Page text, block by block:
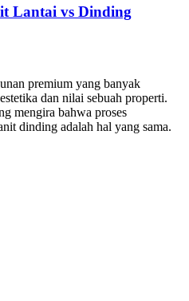
Lantai vs Dinding
premium yang banyak
dan nilai sebuah properti.
mengira bahwa proses
dinding adalah hal yang sama.